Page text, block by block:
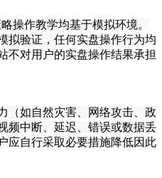
操作教学均基于模拟环境。
拟验证，任何实盘操作行为均
不对用户的实盘操作结果承担
（如自然灾害、网络攻击、政
频中断、延迟、错误或数据丢
应自行采取必要措施降低因此